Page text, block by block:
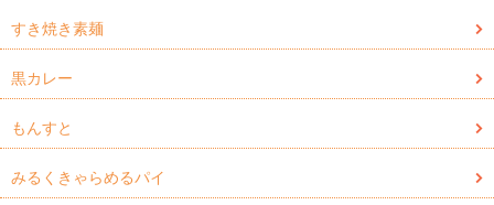
すき焼き素麺
黒カレー
もんすと
みるくきゃらめるパイ